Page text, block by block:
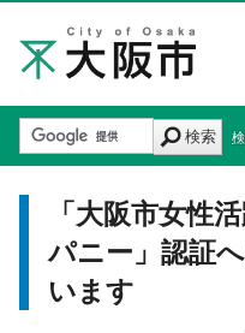
検索
「大阪市女性
パニー」認証
います